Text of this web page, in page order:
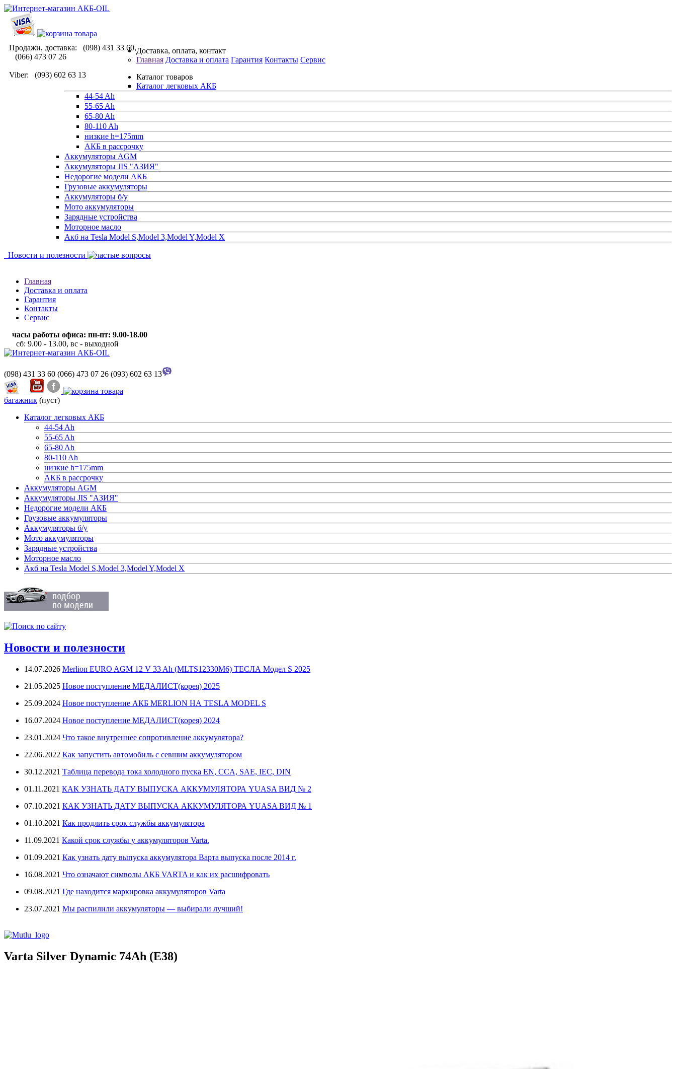
Продажи, доставка: (098) 431 33 60,
(066) 473 07 26
Viber: (093) 602 63 13
Доставка, оплата, контакт
Главная Доставка и оплата Гарантия Контакты Сервис
Каталог товаров
Каталог легковых АКБ
44-54 Ah
55-65 Ah
65-80 Ah
80-110 Ah
низкие h=175mm
АКБ в рассрочку
Аккумуляторы AGM
Аккумуляторы JIS "АЗИЯ"
Недорогие модели АКБ
Грузовые аккумуляторы
Аккумуляторы б/у
Мото аккумуляторы
Зарядные устройства
Моторное масло
Акб на Tesla Model S,Model 3,Model Y,Model X
Новости и полезности
Главная
Доставка и оплата
Гарантия
Контакты
Сервис
часы работы офиса: пн-пт: 9.00-18.00
сб: 9.00 - 13.00, вс - выходной
(098) 431 33 60 (066) 473 07 26 (093) 602 63 13
багажник (пуст)
Каталог легковых АКБ
44-54 Ah
55-65 Ah
65-80 Ah
80-110 Ah
низкие h=175mm
АКБ в рассрочку
Аккумуляторы AGM
Аккумуляторы JIS "АЗИЯ"
Недорогие модели АКБ
Грузовые аккумуляторы
Аккумуляторы б/у
Мото аккумуляторы
Зарядные устройства
Моторное масло
Акб на Tesla Model S,Model 3,Model Y,Model X
Новости и полезности
14.07.2026 Merlion EURO AGM 12 V 33 Ah (MLTS12330M6) ТЕСЛА Модел S 2025
21.05.2025 Новое поступление МЕДАЛИСТ(корея) 2025
25.09.2024 Новое поступление АКБ MERLION НА TESLA MODEL S
16.07.2024 Новое поступление МЕДАЛИСТ(корея) 2024
23.01.2024 Что такое внутреннее сопротивление аккумулятора?
22.06.2022 Как запустить автомобиль с севшим аккумулятором
30.12.2021 Таблица перевода тока холодного пуска EN, CCA, SAE, IEC, DIN
01.11.2021 КАК УЗНАТЬ ДАТУ ВЫПУСКА АККУМУЛЯТОРА YUASA ВИД № 2
07.10.2021 КАК УЗНАТЬ ДАТУ ВЫПУСКА АККУМУЛЯТОРА YUASA ВИД № 1
01.10.2021 Как продлить срок службы аккумулятора
11.09.2021 Какой срок службы у аккумуляторов Varta.
01.09.2021 Как узнать дату выпуска аккумулятора Варта выпуска после 2014 г.
16.08.2021 Что означают символы АКБ VARTA и как их расшифровать
09.08.2021 Где находится маркировка аккумуляторов Varta
23.07.2021 Мы распилили аккумуляторы — выбирали лучший!
Varta Silver Dynamic 74Ah (E38)